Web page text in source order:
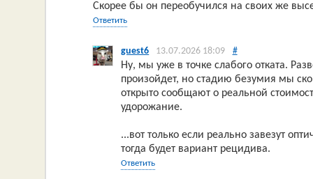
Скорее бы он переобучился на своих же
Ответить
guest6 13.07.2026 18:09 #
Ну, мы уже в точке слабого отката.
произойдет, но стадию безумия мы
открыто сообщают о реальной
удорожание.
...вот только если реально завезут
тогда будет вариант рецидива.
Ответить